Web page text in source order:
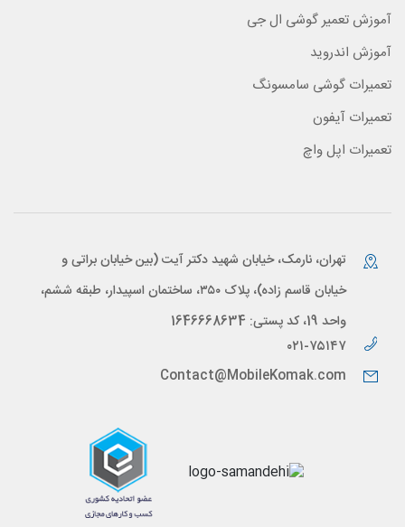
آموزش تعمیر گوشی ال جی
آموزش اندروید
تعمیرات گوشی سامسونگ
تعمیرات آیفون
تعمیرات اپل واچ
تهران، نارمک، خیابان شهید دکتر آیت (بین خیابان براتی و
خیابان قاسم زاده)، پلاک ۳۵۰، ساختمان اسپیدار، طبقه ششم،
واحد 19، کد پستی: 1646668634
۰۲۱-۷۵۱۴۷
Contact@MobileKomak.com